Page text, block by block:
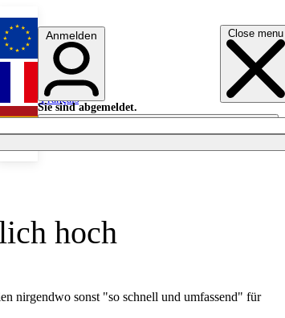
Close menu
English
Français
Anmelden
Sie sind abgemeldet.
Anmelden
Licht aus
hoch
nirgendwo sonst "so schnell und umfassend" für